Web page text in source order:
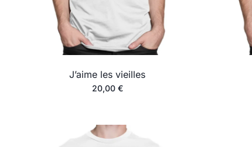
J’aime les vieilles
20,00 €